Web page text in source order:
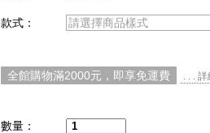
款式： 請選擇商品樣式
全館購物滿2000元，即享免運費 . . .
數量：